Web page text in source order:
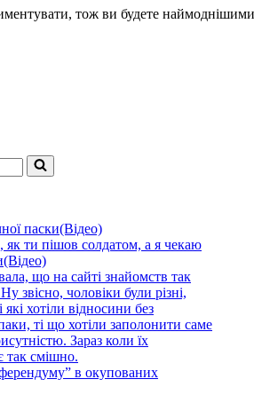
тож ви будете
паски(Відео)
ти пішов солдатом, а я чекаю
що на сайті знайомств так
звісно, чоловіки були різні,
які хотіли відносини без
ті що хотіли заполонити саме
Зараз коли їх
так смішно.
в окупованих